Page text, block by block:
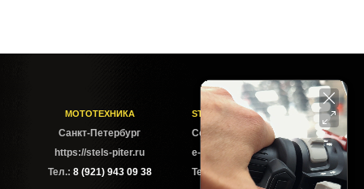
МОТОТЕХНИКА
Cанкт-Петербург
https://stels-piter.ru
Тел.: 8 (921) 943 09 38
STELS-PITER СОФИЙСКАЯ
Софийская ул. 6Б
e-mail: sales@stels-piter.ru
Тел.:
8 (921) 943 09 38